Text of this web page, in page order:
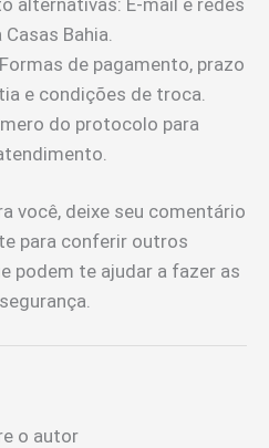
Bahia.
de pagamento, prazo
e condições de troca.
do protocolo para
você, deixe seu comentário
para conferir outros
podem te ajudar a fazer as
o autor